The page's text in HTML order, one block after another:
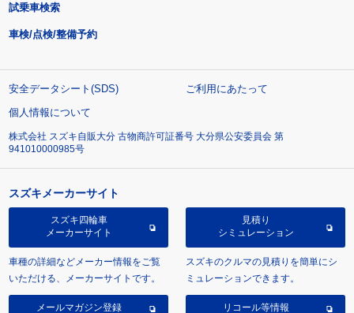
試乗車検索
車検/点検/整備予約
安全データシート(SDS)
ご利用にあたって
個人情報について
株式会社 スズキ自販大分 古物商許可証番号 大分県公安委員会 第
941010000985号
スズキメーカーサイト
スズキ四輪車
メーカーサイト
車種の詳細などメーカー情報をご覧
いただける、メーカーサイトです。
見積り
シミュレーション
スズキのクルマの見積りを簡単にシ
ミュレーションできます。
メールマガジン登録 リコール等情報